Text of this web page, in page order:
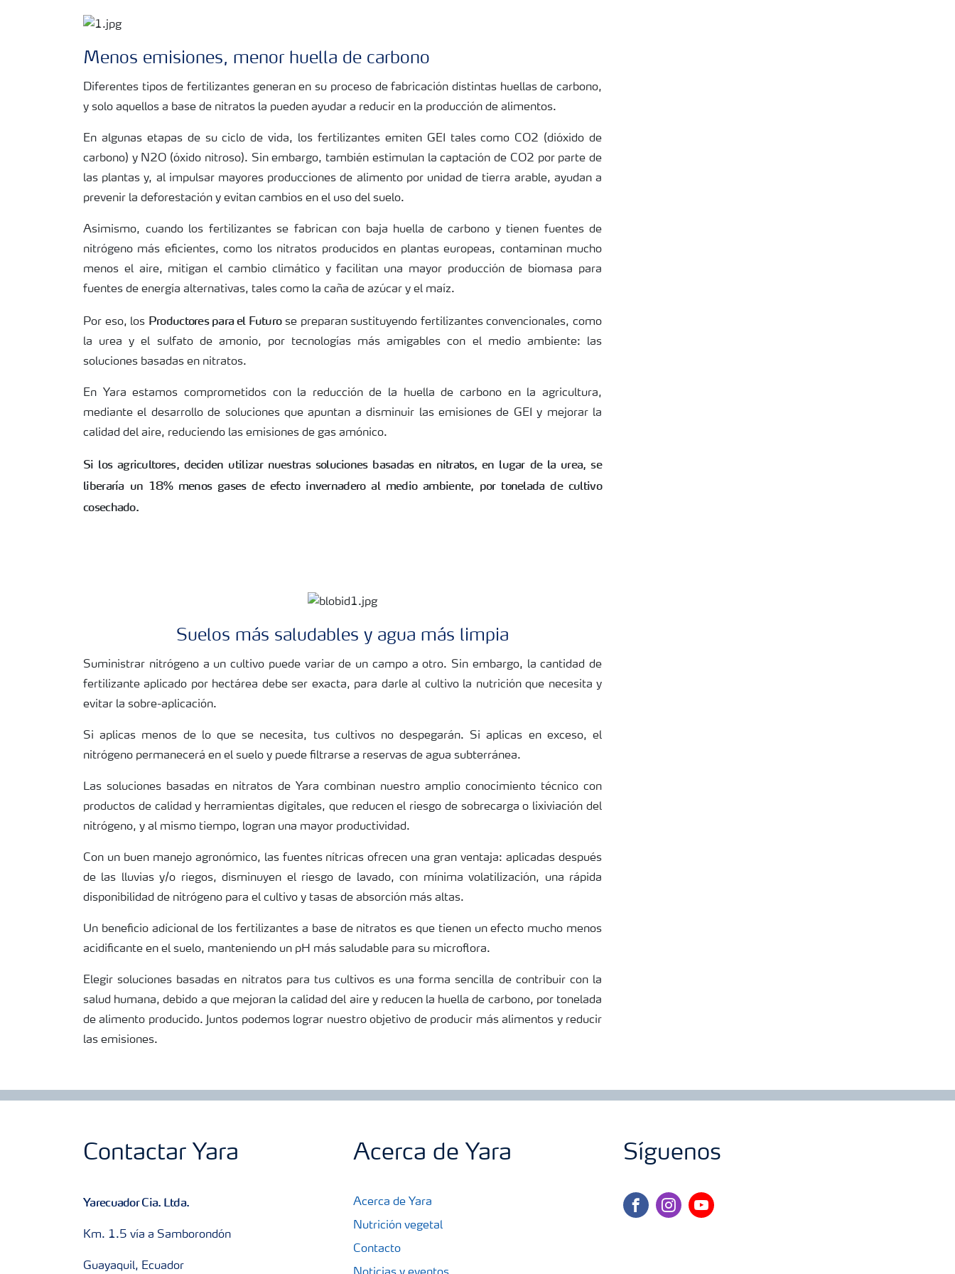
Menos emisiones, menor huella de carbono
Diferentes tipos de fertilizantes generan en su proceso de fabricación distintas huellas de carbono,
y solo aquellos a base de nitratos la pueden ayudar a reducir en la producción de alimentos.
En algunas etapas de su ciclo de vida, los fertilizantes emiten GEI tales como CO2 (dióxido de
carbono) y N2O (óxido nitroso). Sin embargo, también estimulan la captación de CO2 por parte de
las plantas y, al impulsar mayores producciones de alimento por unidad de tierra arable, ayudan a
prevenir la deforestación y evitan cambios en el uso del suelo.
Asimismo, cuando los fertilizantes se fabrican con baja huella de carbono y tienen fuentes de
nitrógeno más eficientes, como los nitratos producidos en plantas europeas, contaminan mucho
menos el aire, mitigan el cambio climático y facilitan una mayor producción de biomasa para
fuentes de energía alternativas, tales como la caña de azúcar y el maíz.
Por eso, los Productores para el Futurose preparan sustituyendo fertilizantes convencionales, como
la urea y el sulfato de amonio, por tecnologías más amigables con el medio ambiente: las
soluciones basadas en nitratos.
En Yara estamos comprometidos con la reducción de la huella de carbono en la agricultura,
mediante el desarrollo de soluciones que apuntan a disminuir las emisiones de GEI y mejorar la
calidad del aire, reduciendo las emisiones de gas amónico.
Si los agricultores, deciden utilizar nuestras soluciones basadas en nitratos, en lugar de la urea, se
liberaría un 18% menos gases de efecto invernadero al medio ambiente, por tonelada de cultivo
cosechado.
Suelos más saludables y agua más limpia
Suministrar nitrógeno a un cultivo puede variar de un campo a otro. Sin embargo, la cantidad de
fertilizante aplicado por hectárea debe ser exacta, para darle al cultivo la nutrición que necesita y
evitar la sobre-aplicación.
Si aplicas menos de lo que se necesita, tus cultivos no despegarán. Si aplicas en exceso, el
nitrógeno permanecerá en el suelo y puede filtrarse a reservas de agua subterránea.
Las soluciones basadas en nitratos de Yara combinan nuestro amplio conocimiento técnico con
productos de calidad y herramientas digitales, que reducen el riesgo de sobrecarga o lixiviación del
nitrógeno, y al mismo tiempo, logran una mayor productividad.
Con un buen manejo agronómico, las fuentes nítricas ofrecen una gran ventaja: aplicadas después
de las lluvias y/o riegos, disminuyen el riesgo de lavado, con mínima volatilización, una rápida
disponibilidad de nitrógeno para el cultivo y tasas de absorción más altas.
Un beneficio adicional de los fertilizantes a base de nitratos es que tienen un efecto mucho menos
acidificante en el suelo, manteniendo un pH más saludable para su microflora.
Elegir soluciones basadas en nitratos para tus cultivos es una forma sencilla de contribuir con la
salud humana, debido a que mejoran la calidad del aire y reducen la huella de carbono, por tonelada
de alimento producido. Juntos podemos lograr nuestro objetivo de producir más alimentos y reducir
las emisiones.
Contactar Yara
Yarecuador Cia. Ltda.
Km. 1.5 vía a Samborondón
Guayaquil, Ecuador
Acerca de Yara
Acerca de Yara
Nutrición vegetal
Contacto
Síguenos
facebookinstagram
youtube